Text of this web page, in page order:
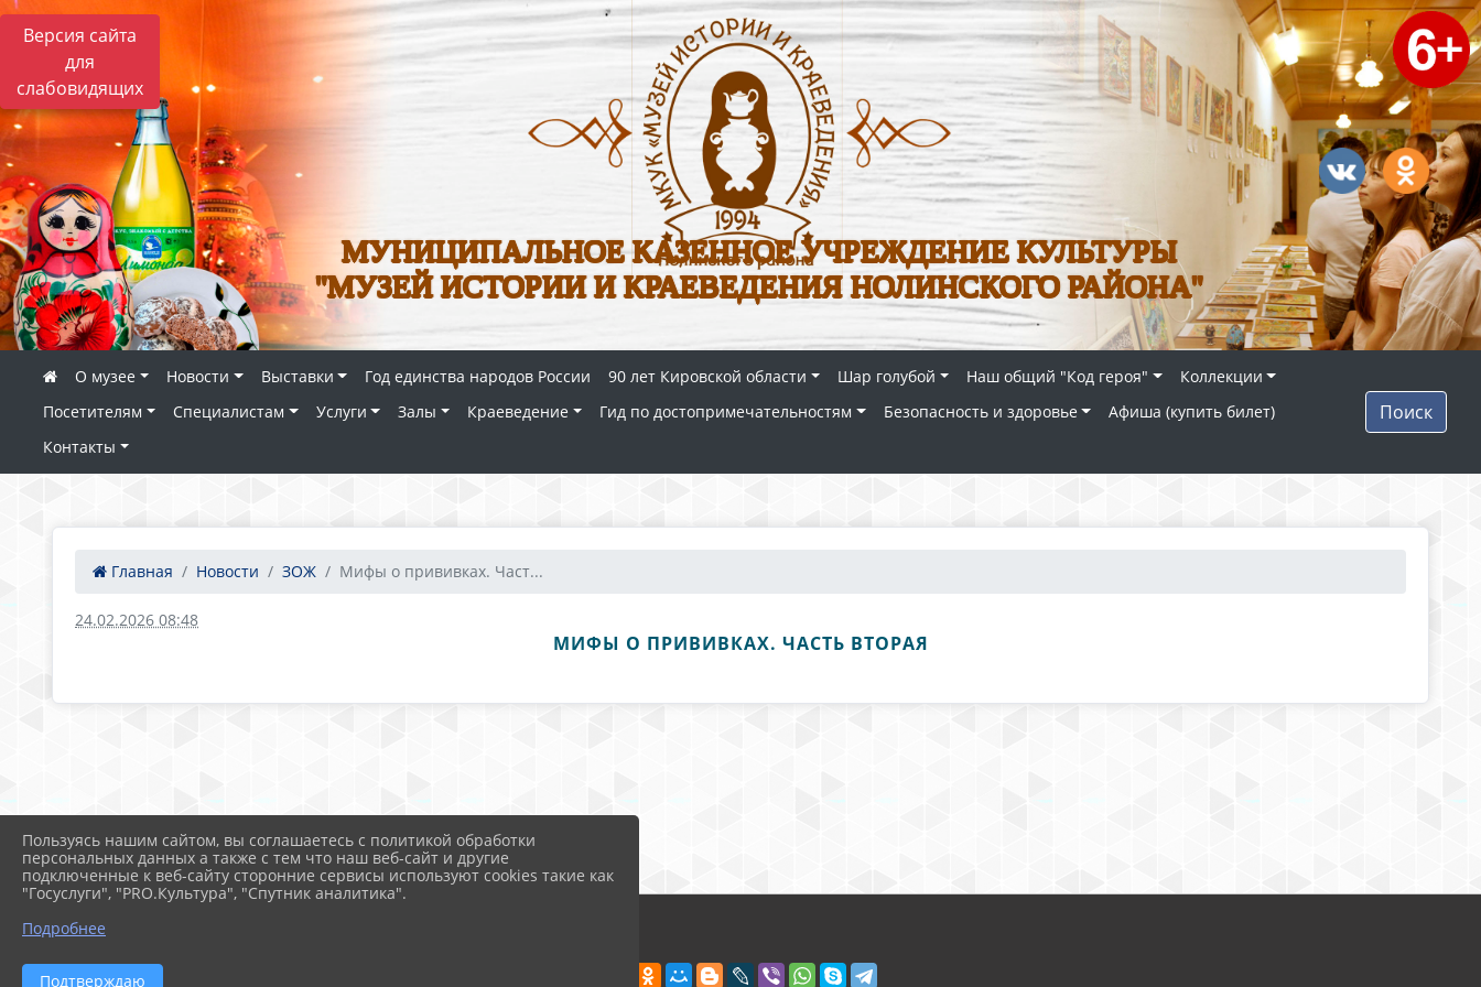
Версия сайта
для
слабовидящих
МУНИЦИПАЛЬНОЕ КАЗЕННОЕ УЧРЕЖДЕНИЕ КУЛЬТУРЫ
"МУЗЕЙ ИСТОРИИ И КРАЕВЕДЕНИЯ НОЛИНСКОГО РАЙОНА"
О музее Новости Выставки Год единства народов России 90 лет Кировской области Шар голубой Наш общий "Код героя"
Коллекции
Посетителям
Специалистам Услуги Залы Краеведение Гид по достопримечательностям Безопасность и здоровье
Афиша (купить билет)
Контакты
Поиск
Главная Новости ЗОЖ Мифы о прививках. Част...
24.02.2026 08:48
МИФЫ О ПРИВИВКАХ. ЧАСТЬ ВТОРАЯ
Пользуясь нашим сайтом, вы соглашаетесь с политикой обработки
персональных данных а также с тем что наш веб-сайт и другие
подключенные к веб-сайту сторонние сервисы используют cookies такие как
"Госуслуги", "PRO.Культура", "Спутник аналитика".
Подробнее
Подтверждаю